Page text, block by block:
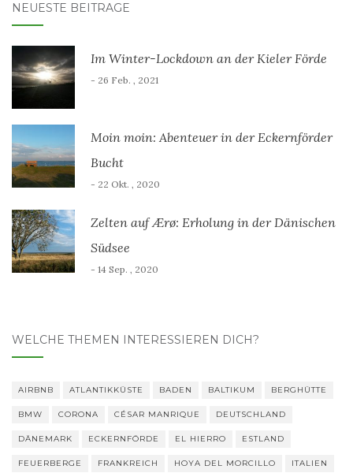
NEUESTE BEITRÄGE
Im Winter-Lockdown an der Kieler Förde
- 26 Feb. , 2021
Moin moin: Abenteuer in der Eckernförder
Bucht
- 22 Okt. , 2020
Zelten auf Ærø: Erholung in der Dänischen
Südsee
- 14 Sep. , 2020
WELCHE THEMEN INTERESSIEREN DICH?
AIRBNB ATLANTIKKÜSTE BADEN BALTIKUM BERGHÜTTE
BMW CORONA CÉSAR MANRIQUE DEUTSCHLAND
DÄNEMARK ECKERNFÖRDE EL HIERRO ESTLAND
FEUERBERGE FRANKREICH HOYA DEL MORCILLO ITALIEN